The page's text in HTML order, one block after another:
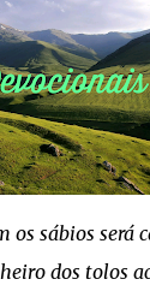
os sábios será
dos tolos